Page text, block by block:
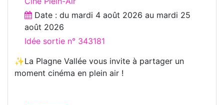
Date : du mardi 4 août 2026 au mardi 25
août 2026
Idée sortie n° 343181
✨La Plagne Vallée vous invite à partager un
moment cinéma en plein air !